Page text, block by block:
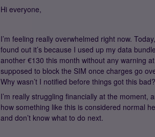
Hi everyone,
I’m feeling really overwhelmed right now.
found out it’s because I used up my data
another €130 this month without any warning
supposed to block the SIM once charges go
Why wasn’t I notified before things got this bad?
I’m really struggling financially at the moment,
how something like this is considered normal
and don’t know what to do next.